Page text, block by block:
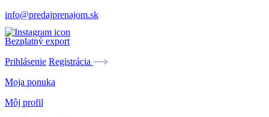
info@predajprenajom.sk
Bezplatný export
Prihlásenie Registrácia
Moja ponuka
Môj profil